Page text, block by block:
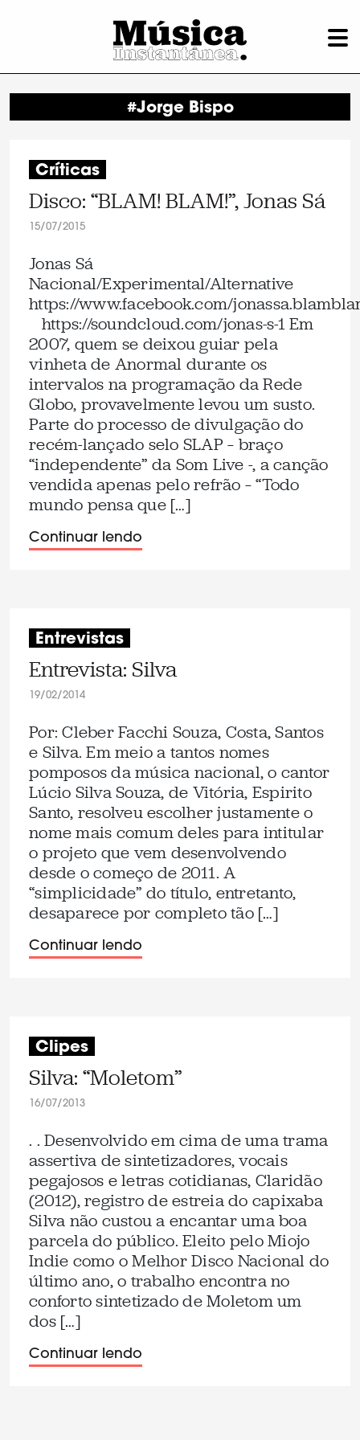
#Jorge Bispo
Críticas
Disco: “BLAM! BLAM!”, Jonas Sá
15/07/2015
Jonas Sá
Nacional/Experimental/Alternative
https://www.facebook.com/
https://soundcloud.com/jonas-s-1 Em
2007, quem se deixou guiar pela
vinheta de Anormal durante os
intervalos na programação da Rede
Globo, provavelmente levou um susto.
Parte do processo de divulgação do
recém-lançado selo SLAP – braço
“independente” da Som Live -, a canção
vendida apenas pelo refrão – “Todo
mundo pensa que […]
Continuar lendo
Entrevistas
Entrevista: Silva
19/02/2014
Por: Cleber Facchi Souza, Costa, Santos
e Silva. Em meio a tantos nomes
pomposos da música nacional, o cantor
Lúcio Silva Souza, de Vitória, Espirito
Santo, resolveu escolher justamente o
nome mais comum deles para intitular
o projeto que vem desenvolvendo
desde o começo de 2011. A
“simplicidade” do título, entretanto,
desaparece por completo tão […]
Continuar lendo
Clipes
Silva: “Moletom”
16/07/2013
. . Desenvolvido em cima de uma trama
assertiva de sintetizadores, vocais
pegajosos e letras cotidianas, Claridão
(2012), registro de estreia do capixaba
Silva não custou a encantar uma boa
parcela do público. Eleito pelo Miojo
Indie como o Melhor Disco Nacional do
último ano, o trabalho encontra no
conforto sintetizado de Moletom um
dos […]
Continuar lendo